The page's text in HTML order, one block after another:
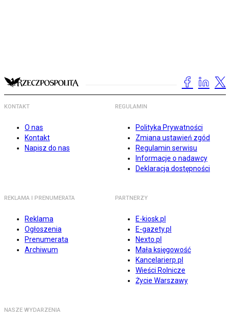
KONTAKT
O nas
Kontakt
Napisz do nas
REGULAMIN
Polityka Prywatności
Zmiana ustawień zgód
Regulamin serwisu
Informacje o nadawcy
Deklaracja dostępności
REKLAMA I PRENUMERATA
Reklama
Ogłoszenia
Prenumerata
Archiwum
PARTNERZY
E-kiosk.pl
E-gazety.pl
Nexto.pl
Mała księgowość
Kancelarierp.pl
Wieści Rolnicze
Życie Warszawy
NASZE WYDARZENIA